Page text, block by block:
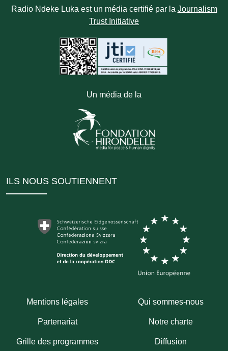
Radio Ndeke Luka est un média certifié par la Journalism
Trust Initiative
Un média de la
ILS NOUS SOUTIENNENT
Mentions légales Qui sommes-nous
Partenariat Notre charte
Grille des programmes Diffusion